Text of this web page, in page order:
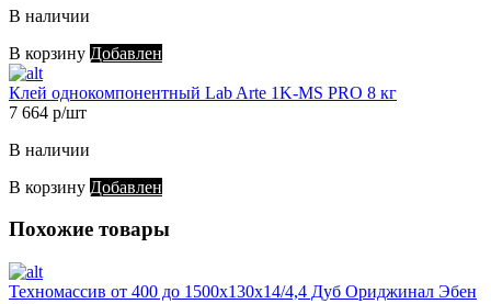
В наличии
В корзину Добавлен
Клей однокомпонентный Lab Arte 1K-MS PRO 8 кг
7 664 р/шт
В наличии
В корзину Добавлен
Похожие товары
Техномассив от 400 до 1500х130х14/4,4 Дуб Ориджинал Эбен